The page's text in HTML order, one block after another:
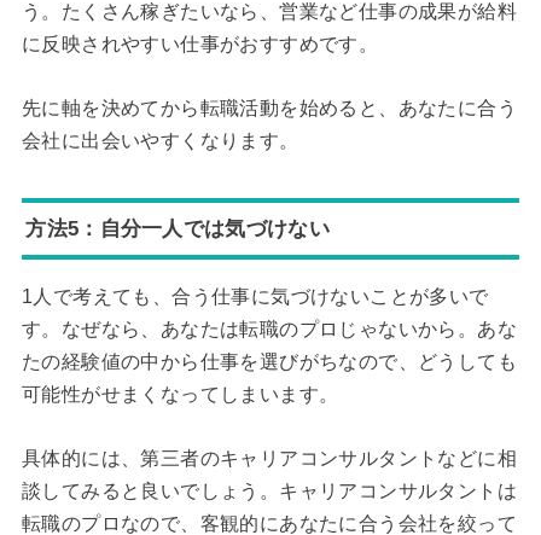
う。たくさん稼ぎたいなら、営業など仕事の成果が給料
に反映されやすい仕事がおすすめです。
先に軸を決めてから転職活動を始めると、あなたに合う
会社に出会いやすくなります。
方法5：自分一人では気づけない
1人で考えても、合う仕事に気づけないことが多いで
す。なぜなら、あなたは転職のプロじゃないから。あな
たの経験値の中から仕事を選びがちなので、どうしても
可能性がせまくなってしまいます。
具体的には、第三者のキャリアコンサルタントなどに相
談してみると良いでしょう。キャリアコンサルタントは
転職のプロなので、客観的にあなたに合う会社を絞って